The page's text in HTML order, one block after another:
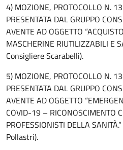
4) MOZIONE, PROTOCOLLO N.
PRESENTATA DAL GRUPPO
AVENTE AD OGGETTO
MASCHERINE RIUTILIZZABILI E
Consigliere Scarabelli).
5) MOZIONE, PROTOCOLLO N.
PRESENTATA DAL GRUPPO
AVENTE AD OGGETTO
COVID-19 – RICONOSCIMENTO
PROFESSIONISTI DELLA
Pollastri).